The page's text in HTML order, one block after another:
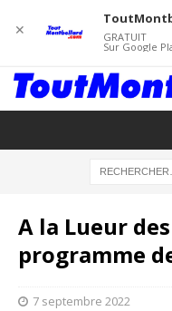
A la Lueur
programme
7 septembre 2022
✕ GRATUIT
Sur Google